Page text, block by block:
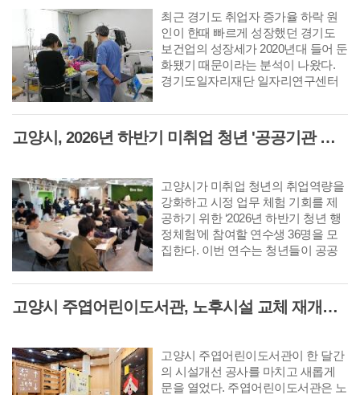
최근 경기도 취업자 증가율 하락 원
인이 한때 빠르게 성장했던 경기도
보건업의 성장세가 2020년대 들어 둔
화됐기 때문이라는 분석이 나왔다.
경기도일자리재단 일자리연구센터
슈리포트 ‘최근 경기도 사업·개인·공
공서비스 취업자 증가율 하락 원인
분석’을 발간했다.
고양시, 2026년 하반기 미취업 청년 '공공기관 행정체험' 연수생 36명 모집
고양시가 미취업 청년의 취업역량을
강화하고 시정 업무 체험 기회를 제
공하기 위한 ‘2026년 하반기 청년 행
정체험’에 참여할 연수생 36명을 모
집한다. 이번 연수는 청년들이 공공
시정에 대한 이해를 높이고 향후 본
인의 진로를 탐색하는 데 도움을 주
기 위해 마련됐다.
고양시 주엽어린이도서관, 노후시설 교체 재개관 '다락·아기 독서공간 등 조성'
고양시 주엽어린이도서관이 한 달간
의 시설개선 공사를 마치고 새롭게
문을 열었다. 주엽어린이도서관은 노